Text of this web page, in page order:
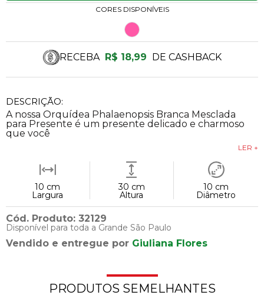
DESCRIÇÃO:
A nossa Orquídea Phalaenopsis Branca Mesclada
para Presente é um presente delicado e charmoso
que você
LER +
CORES DISPONÍVEIS
10 cm
Largura
30 cm
Altura
10 cm
Diâmetro
Cód. Produto: 32129
Disponível para toda a Grande São Paulo
Vendido e entregue por Giuliana Flores
RECEBA R$ 18,99 DE CASHBACK
PRODUTOS SEMELHANTES